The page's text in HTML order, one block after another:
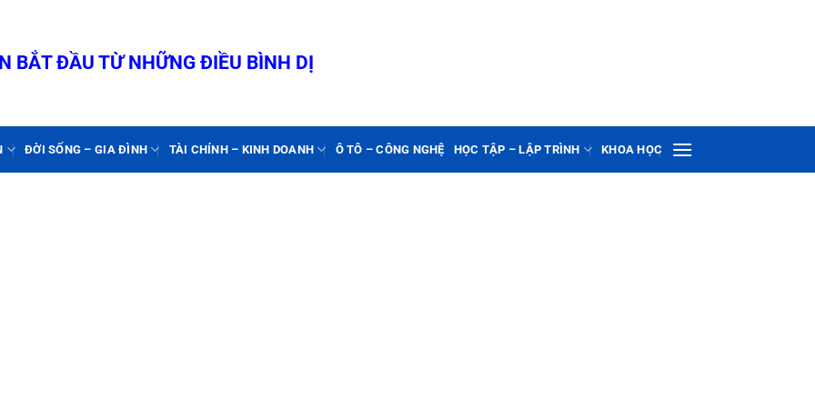
BẮT ĐẦU TỪ NHỮNG ĐIỀU BÌNH DỊ
ĐỜI SỐNG – GIA ĐÌNH TÀI CHÍNH – KINH DOANH Ô TÔ – CÔNG NGHỆ HỌC TẬP – LẬP TRÌNH KHOA HỌC